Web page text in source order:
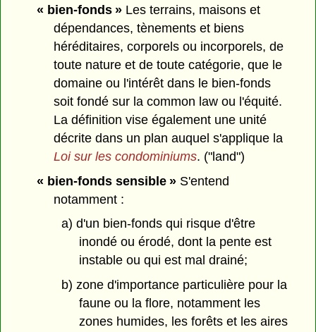
« bien-fonds »Les terrains, maisons et
dépendances, tènements et biens
héréditaires, corporels ou incorporels, de
toute nature et de toute catégorie, que le
domaine ou l'intérêt dans le bien-fonds
soit fondé sur la common law ou l'équité.
La définition vise également une unité
décrite dans un plan auquel s'applique la
Loi sur les condominiums. ("land")
« bien-fonds sensible »S'entend
notamment :
a) d'un bien-fonds qui risque d'être
inondé ou érodé, dont la pente est
instable ou qui est mal drainé;
b) zone d'importance particulière pour la
faune ou la flore, notamment les
zones humides, les forêts et les aires